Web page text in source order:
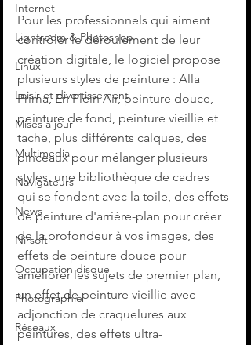
Internet
Lightroom & Photoshop
Linux
Loisir et divertissement
Mises à jour
Multimedia
Navigateurs
News
Nirsoft
Occupation disque
Photographie
Réseaux
Pour les professionnels qui aiment
contrôler le déroulement de leur
création digitale, le logiciel propose
plusieurs styles de peinture : Alla
Prima, En Plein Air, peinture douce,
peinture de fond, peinture vieillie et
tache, plus différents calques, des
pinceaux pour mélanger plusieurs
styles, une bibliothèque de cadres
qui se fondent avec la toile, des effets
de peinture d'arrière-plan pour créer
de la profondeur à vos images, des
effets de peinture douce pour
améliorer les sujets de premier plan,
un effet de peinture vieillie avec
adjonction de craquelures aux
peintures, des effets ultra-